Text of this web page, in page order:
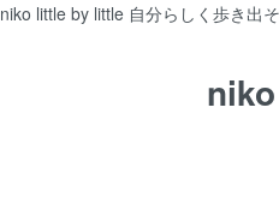
niko little by little 自分らしく歩き出